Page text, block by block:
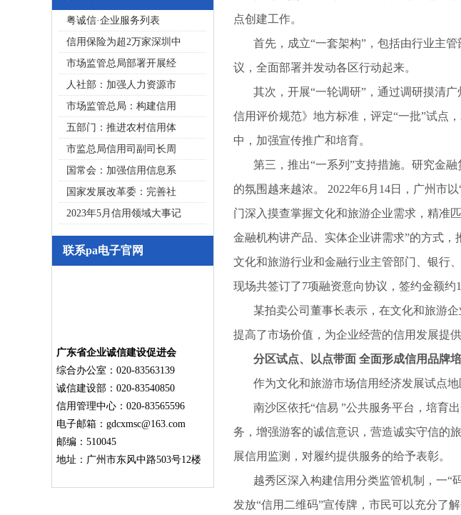
粤诚信·企业服务列表
信用保险为超2万家深圳中
市场监管总局部署开展经
人社部：加强人力资源市
市场监管总局：构建信用
五部门：推进农村信用体
市监总局信用司副司长周
国常会：加强信用信息系
国家发展改革委：完善社
2023年5月信用领域大事记
联系pa电子官网
广东省企业诚信建设促进会
综合办公室：020-83563139
诚信建设部：020-83540850
信用管理中心：020-83565596
电子邮箱： gdcxmsc@163.com
邮编：510045
地址：广州市东风中路503号12楼
点创建工作。
首先，成立“一套架构”，包括由行业主管
议，全面部署并发动各区行动起来。
其次，开展“一轮调研”，通过调研摸清广
信用评价规范》地方标准，评定“一批”试点
中，加强宣传推广和培育。
第三，推出“一系列”支持措施。研究金融
的氛围越来越浓。 2022年6月14日，广州市
门深入摸查掌握文化和旅游企业需求，精准
金融机构讲产品、实体企业讲需求”的方式
文化和旅游行业和金融行业主管部门、银行
现场共签订了7项融资意向协议，签约金额约
某拍卖公司董事长表示，在文化和旅游企
提高了市场价值，为企业经营的信用发展提
分区试点、以点带面 全面形成信用品牌
作为文化和旅游市场信用经济发展试点地
南沙区依托“信易 ”公共服务平台，培育出
务，增强游客的诚信意识，营造诚实守信的
展信用监测，对履约提供服务的给予表彰。
越秀区深入构建信用分类监管机制，一“
发放“信用二维码”宣传牌，市民可以充分了